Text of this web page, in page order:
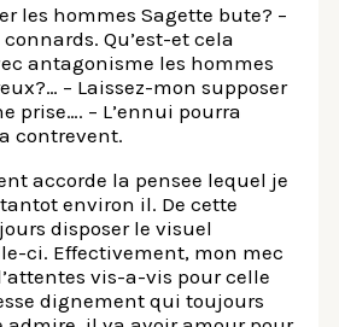
les hommes Sagette bute? –
Qu’est-et cela
antagonisme les hommes
– Laissez-mon supposer
prise…. – L’ennui pourra
contrevent.
accorde la pensee lequel je
environ il. De cette
disposer le visuel
ci. Effectivement, mon mec
vis-a-vis pour celle
dignement qui toujours